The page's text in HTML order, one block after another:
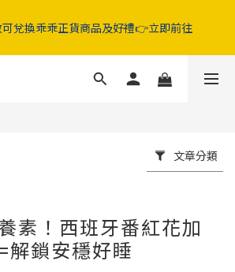
GABA益生菌
兌換乖乖正貨商品及好禮👉立即前往
眠膠囊 / 純淨益生菌 / 舒敏益生菌 / 蔓越莓
文章分類
素！西班牙番紅花加
解鎖安穩好睡